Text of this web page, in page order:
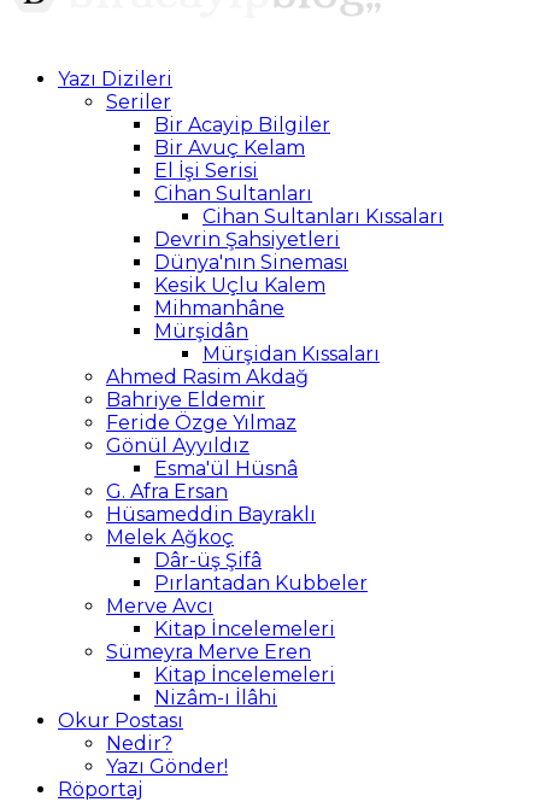
Yazı Dizileri
Seriler
Bir Acayip Bilgiler
Bir Avuç Kelam
El İşi Serisi
Cihan Sultanları
Cihan Sultanları Kıssaları
Devrin Şahsiyetleri
Dünya'nın Sineması
Kesik Uçlu Kalem
Mihmanhâne
Mürşidân
Mürşidan Kıssaları
Ahmed Rasim Akdağ
Bahriye Eldemir
Feride Özge Yılmaz
Gönül Ayyıldız
Esma'ül Hüsnâ
G. Afra Ersan
Hüsameddin Bayraklı
Melek Ağkoç
Dâr-üş Şifâ
Pırlantadan Kubbeler
Merve Avcı
Kitap İncelemeleri
Sümeyra Merve Eren
Kitap İncelemeleri
Nizâm-ı İlâhi
Okur Postası
Nedir?
Yazı Gönder!
Röportaj